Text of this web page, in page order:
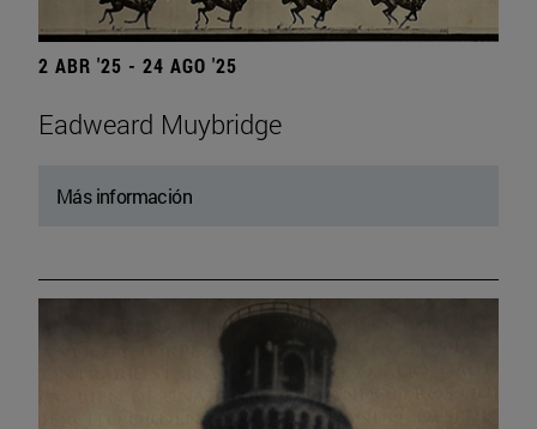
2 ABR '25 - 24 AGO '25
Eadweard Muybridge
Más información